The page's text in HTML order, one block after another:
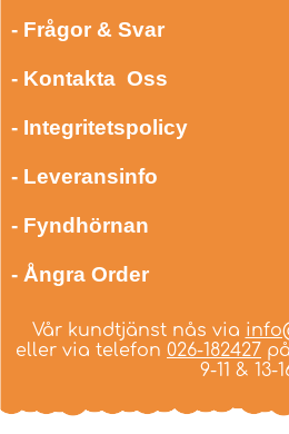
- Frågor & Svar
- Kontakta Oss
- Integritetspolicy
- Leveransinfo
- Fyndhörnan
- Ångra Order
Vår kundtjänst nås via
eller via telefon 026-182427
9-11 & 13-